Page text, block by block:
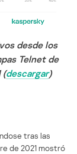
desde los
Telnet de
(descargar)
tras las
de 2021 mostró